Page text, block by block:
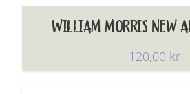
WILLIAM MORRIS NEW
120,00 kr